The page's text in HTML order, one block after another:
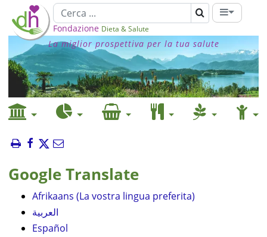
Fondazione Dieta & Salute
La miglior prospettiva per la tua salute
Google Translate
Afrikaans (La vostra lingua preferita)
العربية
Español